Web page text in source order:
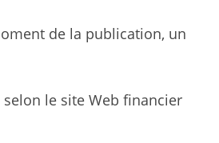
de la publication, un
le site Web financier